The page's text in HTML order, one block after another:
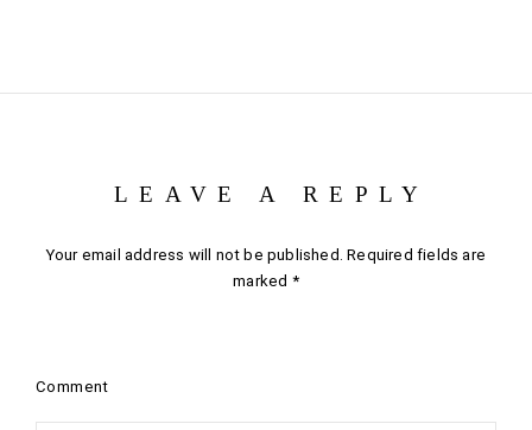
LEAVE A REPLY
Your email address will not be published. Required fields are
marked *
Comment